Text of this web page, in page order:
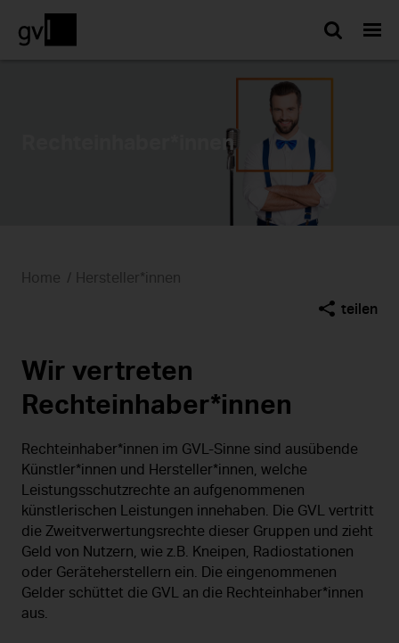
Suche
Rechteinhaber*innen
Home
Hersteller*innen
teilen
Wir vertreten
Rechteinhaber*innen
Rechteinhaber*innen im GVL-Sinne sind ausübende
Künstler*innen und Hersteller*innen, welche
Leistungsschutzrechte an aufgenommenen
künstlerischen Leistungen innehaben. Die GVL vertritt
die Zweitverwertungsrechte dieser Gruppen und zieht
Geld von Nutzern, wie z.B. Kneipen, Radiostationen
oder Geräteherstellern ein. Die eingenommenen
Gelder schüttet die GVL an die Rechteinhaber*innen
aus.